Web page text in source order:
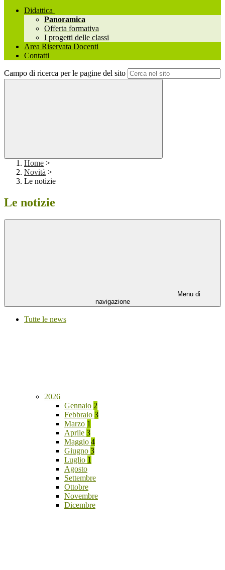
Didattica
Panoramica
Offerta formativa
I progetti delle classi
Area Riservata Docenti
Contatti
Campo di ricerca per le pagine del sito
Home >
Novità >
Le notizie
Le notizie
Menu di
navigazione
Tutte le news
2026
Gennaio 2
Febbraio 3
Marzo 1
Aprile 3
Maggio 4
Giugno 3
Luglio 1
Agosto
Settembre
Ottobre
Novembre
Dicembre